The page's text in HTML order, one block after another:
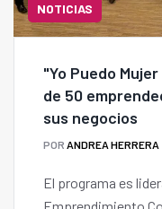
NOTICIAS
"Yo Puedo
de 50
sus negocios
POR ANDREA HERRERA
El programa es